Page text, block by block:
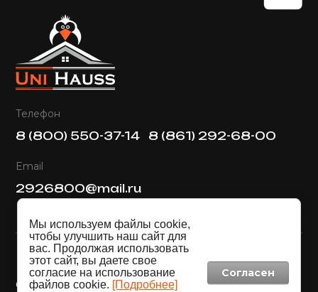
Телефон
8 (800) 550-37-14 8 (861) 292-68-00
Email
2926800@mail.ru
Copyright © 2019 - 2026
Мы используем файлы cookie,
чтобы улучшить наш сайт для
вас. Продолжая использовать
этот сайт, вы даете свое
согласие на использование
файлов cookie. [Подробнее]
Согласен